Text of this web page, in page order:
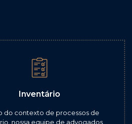
Inventário
do contexto de processos de
nossa equipe de advogados